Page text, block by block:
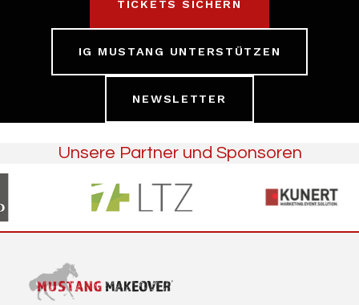
TICKETS SICHERN
IG MUSTANG UNTERSTÜTZEN
NEWSLETTER
Unsere Partner und Sponsoren